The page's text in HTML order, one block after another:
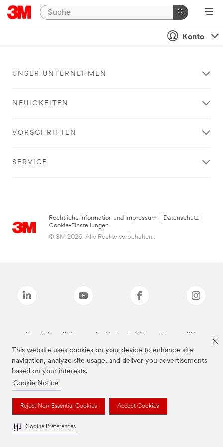
This website uses cookies on your device to enhance site
navigation, analyze site usage, and deliver you advertisements
based on your interests.
Cookie Notice
Reject Non-Essential Cookies Accept Cookies
Cookie Preferences
Konto
UNSER UNTERNEHMEN
NEUIGKEITEN
VORSCHRIFTEN
SERVICE
Rechtliche Information und Impressum Datenschutz
Cookie-Einstellungen
© 3M 2026. Alle Rechte vorbehalten..
Die auf dieser Seite genannten Marken sind Warenzeichen von 3M.